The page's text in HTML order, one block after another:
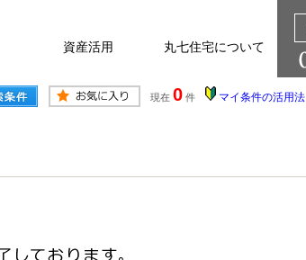
資産活用 丸七住宅について
現在 0 件 マイ条件の活用法